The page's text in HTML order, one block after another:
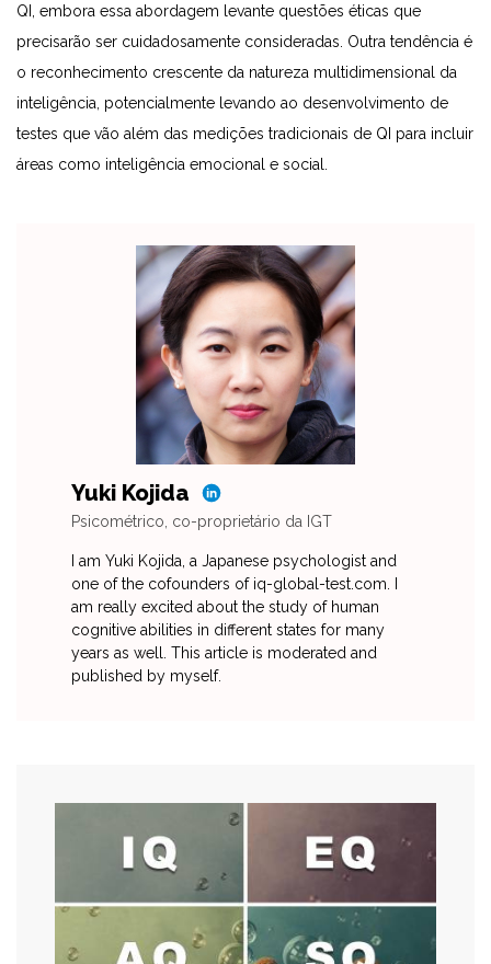
QI, embora essa abordagem levante questões éticas que
precisarão ser cuidadosamente consideradas. Outra tendência é
o reconhecimento crescente da natureza multidimensional da
inteligência, potencialmente levando ao desenvolvimento de
testes que vão além das medições tradicionais de QI para incluir
áreas como inteligência emocional e social.
Yuki Kojida
Psicométrico, co-proprietário da IGT
I am Yuki Kojida, a Japanese psychologist and
one of the cofounders of iq-global-test.com. I
am really excited about the study of human
cognitive abilities in different states for many
years as well. This article is moderated and
published by myself.